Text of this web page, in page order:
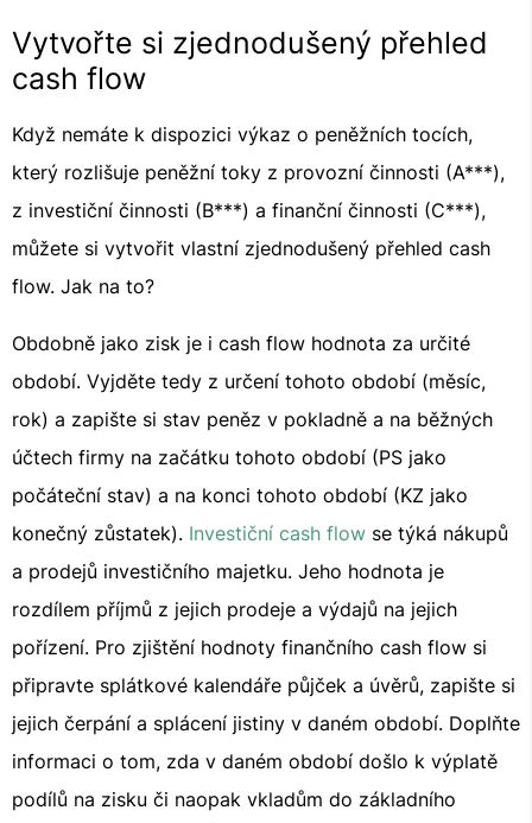
Vytvořte si zjednodušený přehled
cash flow
Když nemáte k dispozici výkaz o peněžních tocích,
který rozlišuje peněžní toky z provozní činnosti (A***),
z investiční činnosti (B***) a finanční činnosti (C***),
můžete si vytvořit vlastní zjednodušený přehled cash
flow. Jak na to?
Obdobně jako zisk je i cash flow hodnota za určité
období. Vyjděte tedy z určení tohoto období (měsíc,
rok) a zapište si stav peněz v pokladně a na běžných
účtech firmy na začátku tohoto období (PS jako
počáteční stav) a na konci tohoto období (KZ jako
konečný zůstatek). Investiční cash flow se týká nákupů
a prodejů investičního majetku. Jeho hodnota je
rozdílem příjmů z jejich prodeje a výdajů na jejich
pořízení. Pro zjištění hodnoty finančního cash flow si
připravte splátkové kalendáře půjček a úvěrů, zapište si
jejich čerpání a splácení jistiny v daném období. Doplňte
informaci o tom, zda v daném období došlo k výplatě
podílů na zisku či naopak vkladům do základního